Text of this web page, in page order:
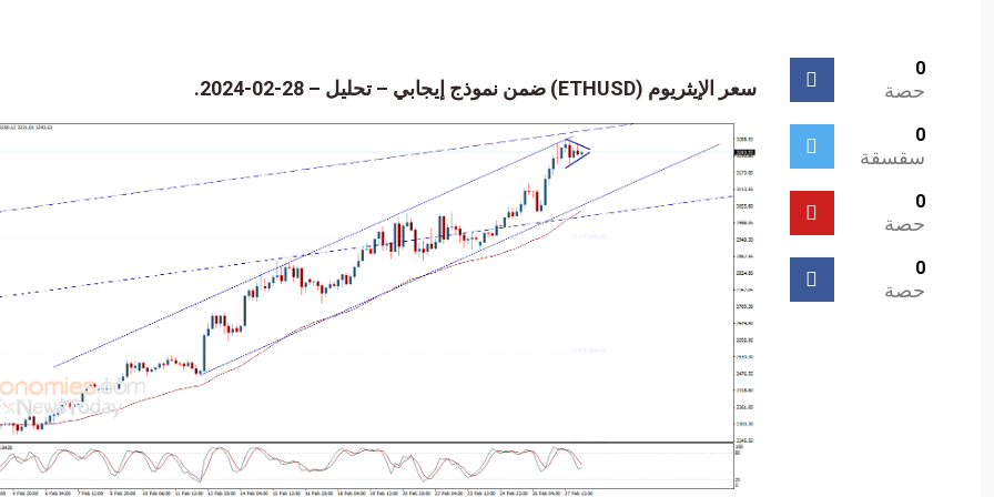
0
حصة
0
سقسقة
0
حصة
0
حصة
سعر الإيثريوم (ETHUSD) ضمن نموذج إيجابي – تحليل – 28-02-2024.